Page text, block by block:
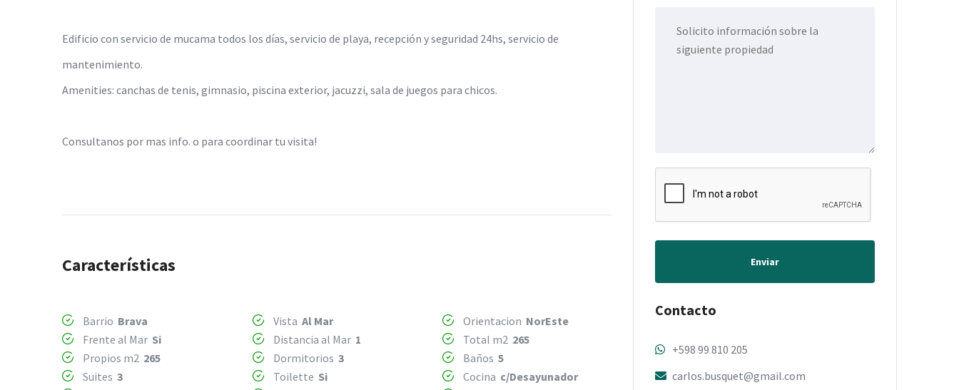
Edificio con servicio de mucama todos los días, servicio de playa, recepción y seguridad 24hs, servicio de
mantenimiento.
Amenities: canchas de tenis, gimnasio, piscina exterior, jacuzzi, sala de juegos para chicos.
Consultanos por mas info. o para coordinar tu visita!
Características
Barrio Brava Vista Al Mar Orientacion NorEste
Frente al Mar Si Distancia al Mar 1 Total m2 265
Propios m2 265 Dormitorios 3 Baños5
Suites 3 Toilette Si Cocina c/Desayunador
Enviar
Contacto
+598 99 810 205
carlos.busquet@gmail.com